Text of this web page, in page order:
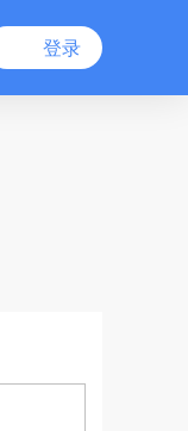
登录